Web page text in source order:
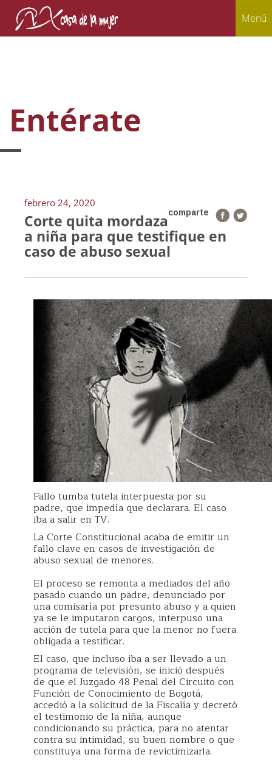
Menú
Entérate
febrero 24, 2020
comparte
Corte quita mordaza
a niña para que testifique en
caso de abuso sexual
Fallo tumba tutela interpuesta por su
padre, que impedía que declarara. El caso
iba a salir en TV.
La Corte Constitucional acaba de emitir un
fallo clave en casos de investigación de
abuso sexual de menores.
El proceso se remonta a mediados del año
pasado cuando un padre, denunciado por
una comisaría por presunto abuso y a quien
ya se le imputaron cargos, interpuso una
acción de tutela para que la menor no fuera
obligada a testificar.
El caso, que incluso iba a ser llevado a un
programa de televisión, se inició después
de que el Juzgado 48 Penal del Circuito con
Función de Conocimiento de Bogotá,
accedió a la solicitud de la Fiscalía y decretó
el testimonio de la niña, aunque
condicionando su práctica, para no atentar
contra su intimidad, su buen nombre o que
constituya una forma de revictimizarla.